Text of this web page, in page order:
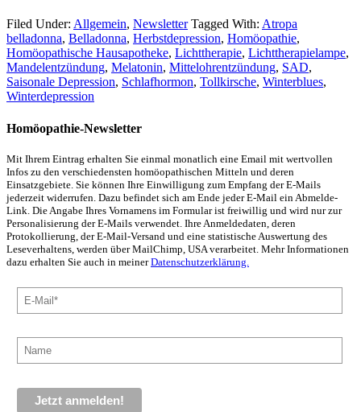
Filed Under: Allgemein, Newsletter Tagged With: Atropa
belladonna, Belladonna, Herbstdepression, Homöopathie,
Homöopathische Hausapotheke, Lichttherapie, Lichttherapielampe,
Mandelentzündung, Melatonin, Mittelohrentzündung, SAD,
Saisonale Depression, Schlafhormon, Tollkirsche, Winterblues,
Winterdepression
Homöopathie-Newsletter
Mit Ihrem Eintrag erhalten Sie einmal monatlich eine Email mit wertvollen
Infos zu den verschiedensten homöopathischen Mitteln und deren
Einsatzgebiete. Sie können Ihre Einwilligung zum Empfang der E-Mails
jederzeit widerrufen. Dazu befindet sich am Ende jeder E-Mail ein Abmelde-
Link. Die Angabe Ihres Vornamens im Formular ist freiwillig und wird nur zur
Personalisierung der E-Mails verwendet. Ihre Anmeldedaten, deren
Protokollierung, der E-Mail-Versand und eine statistische Auswertung des
Leseverhaltens, werden über MailChimp, USA verarbeitet. Mehr Informationen
dazu erhalten Sie auch in meinerDatenschutzerklärung.